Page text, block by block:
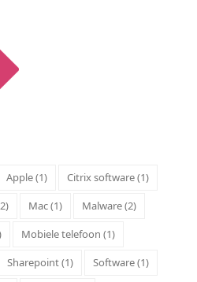
Apple(1) Citrix software(1)
Mac(1) Malware(2)
Mobiele telefoon (1)
Sharepoint(1) Software(1)